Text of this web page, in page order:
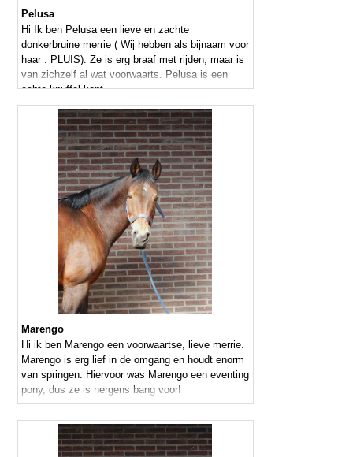
Pelusa
Hi Ik ben Pelusa een lieve en zachte
donkerbruine merrie ( Wij hebben als bijnaam voor
haar : PLUIS). Ze is erg braaf met rijden, maar is
van zichzelf al wat voorwaarts. Pelusa is een
echte knuffel kont.
Marengo
Hi ik ben Marengo een voorwaartse, lieve merrie.
Marengo is erg lief in de omgang en houdt enorm
van springen. Hiervoor was Marengo een eventing
pony, dus ze is nergens bang voor!